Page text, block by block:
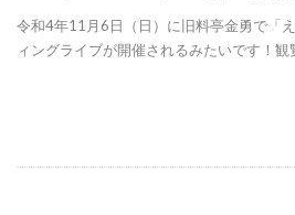
令和4年11月6日（日）に旧料亭金勇で「
ィングライブが開催されるみたいです！観